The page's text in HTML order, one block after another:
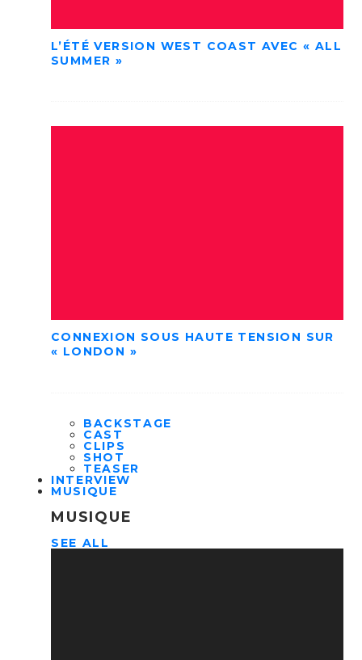
L’ÉTÉ VERSION WEST COAST AVEC « ALL
SUMMER »
CONNEXION SOUS HAUTE TENSION SUR
« LONDON »
BACKSTAGE
CAST
CLIPS
SHOT
TEASER
INTERVIEW
MUSIQUE
MUSIQUE
SEE ALL